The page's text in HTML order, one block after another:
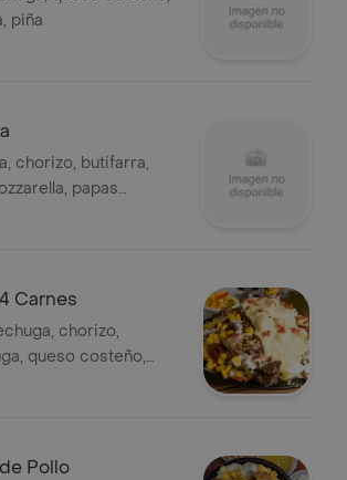
piña
chorizo, butifarra,
papas
pimentón, lechuga,
Carnes
chorizo,
queso costeño,
Pollo